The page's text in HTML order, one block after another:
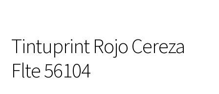
Tintuprint Rojo Cereza
Flte 56104